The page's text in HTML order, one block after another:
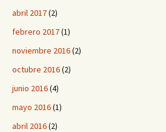
abril 2017(2)
febrero 2017(1)
noviembre 2016(2)
octubre 2016(2)
junio 2016(4)
mayo 2016(1)
abril 2016(2)